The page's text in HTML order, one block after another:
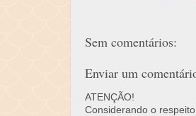
Sem comentários:
Enviar um
ATENÇÃO!
Considerando o